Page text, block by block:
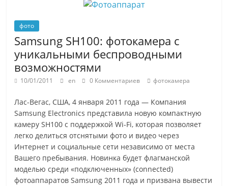
фото
Samsung SH100: фотокамера с
уникальными беспроводными
возможностями
10/01/2011 en 0 Комментариев фотокамера
Лас-Вегас, США, 4 января 2011 года — Компания
Samsung Electronics представила новую компактную
камеру SH100 c поддержкой Wi-Fi, которая позволяет
легко делиться отснятыми фото и видео через
Интернет и социальные сети независимо от места
Вашего пребывания. Новинка будет флагманской
моделью среди «подключенных» (connected)
фотоаппаратов Samsung 2011 года и призвана вывести